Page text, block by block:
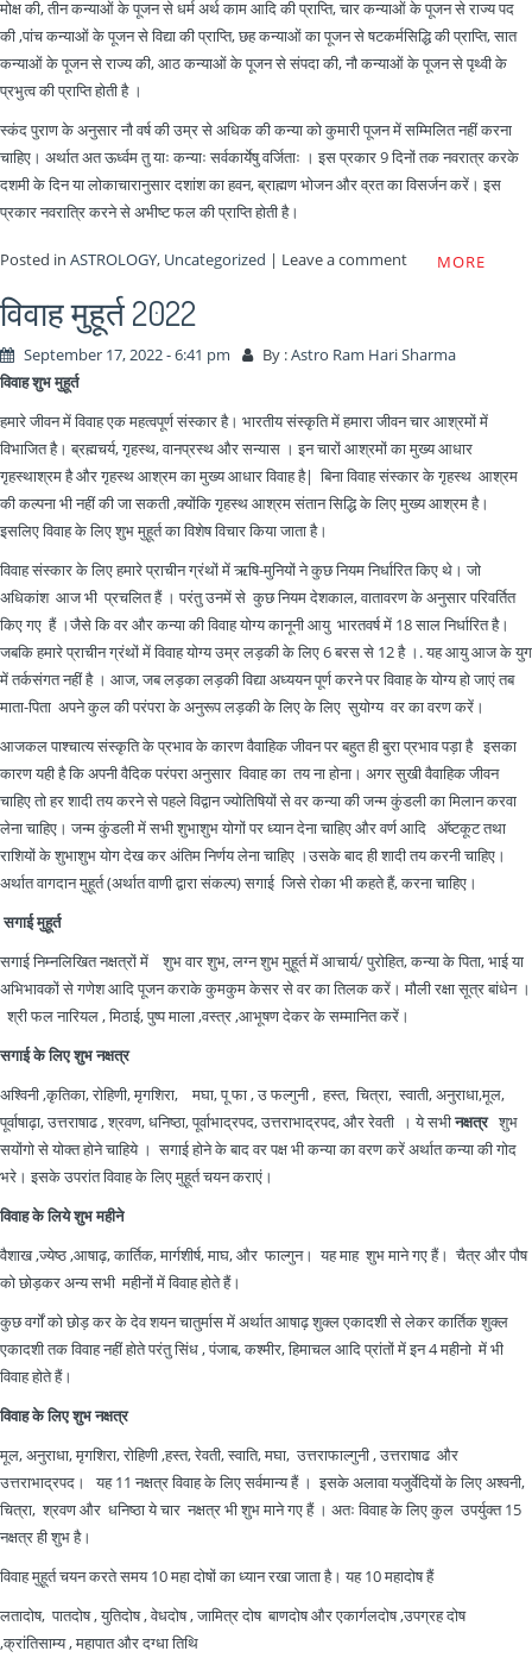
मोक्ष की, तीन कन्याओं के पूजन से धर्म अर्थ काम आदि की प्राप्ति, चार कन्याओं के पूजन से राज्य पद
की ,पांच कन्याओं के पूजन से विद्या की प्राप्ति, छह कन्याओं का पूजन से षटकर्मसिद्धि की प्राप्ति, सात
कन्याओं के पूजन से राज्य की, आठ कन्याओं के पूजन से संपदा की, नौ कन्याओं के पूजन से पृथ्वी के
प्रभुत्व की प्राप्ति होती है ।
स्कंद पुराण के अनुसार नौ वर्ष की उम्र से अधिक की कन्या को कुमारी पूजन में सम्मिलित नहीं करना
चाहिए। अर्थात अत ऊर्ध्वम तु याः कन्याः सर्वकार्येषु वर्जिताः । इस प्रकार 9 दिनों तक नवरात्र करके
दशमी के दिन या लोकाचारानुसार दशांश का हवन, ब्राह्मण भोजन और व्रत का विसर्जन करें। इस
प्रकार नवरात्रि करने से अभीष्ट फल की प्राप्ति होती है।
Posted in ASTROLOGY, Uncategorized | Leave a comment MORE
विवाह मुहूर्त 2022
September 17, 2022 - 6:41 pm By :Astro Ram Hari Sharma
विवाह शुभ मुहूर्त
हमारे जीवन में विवाह एक महत्वपूर्ण संस्कार है। भारतीय संस्कृति में हमारा जीवन चार आश्रमों में
विभाजित है। ब्रह्मचर्य, गृहस्थ, वानप्रस्थ और सन्यास । इन चारों आश्रमों का मुख्य आधार
गृहस्थाश्रम है और गृहस्थ आश्रम का मुख्य आधार विवाह है| बिना विवाह संस्कार के गृहस्थ आश्रम
की कल्पना भी नहीं की जा सकती ,क्योंकि गृहस्थ आश्रम संतान सिद्धि के लिए मुख्य आश्रम है।
इसलिए विवाह के लिए शुभ मुहूर्त का विशेष विचार किया जाता है।
विवाह संस्कार के लिए हमारे प्राचीन ग्रंथों में ऋषि-मुनियों ने कुछ नियम निर्धारित किए थे। जो
अधिकांश आज भी प्रचलित हैं । परंतु उनमें से कुछ नियम देशकाल, वातावरण के अनुसार परिवर्तित
किए गए हैं ।जैसे कि वर और कन्या की विवाह योग्य कानूनी आयु भारतवर्ष में 18 साल निर्धारित है।
जबकि हमारे प्राचीन ग्रंथों में विवाह योग्य उम्र लड़की के लिए 6 बरस से 12 है ।. यह आयु आज के युग
में तर्कसंगत नहीं है । आज, जब लड़का लड़की विद्या अध्ययन पूर्ण करने पर विवाह के योग्य हो जाएं तब
माता-पिता अपने कुल की परंपरा के अनुरूप लड़की के लिए के लिए सुयोग्य वर का वरण करें।
आजकल पाश्चात्य संस्कृति के प्रभाव के कारण वैवाहिक जीवन पर बहुत ही बुरा प्रभाव पड़ा है इसका
कारण यही है कि अपनी वैदिक परंपरा अनुसार विवाह का तय ना होना। अगर सुखी वैवाहिक जीवन
चाहिए तो हर शादी तय करने से पहले विद्वान ज्योतिषियों से वर कन्या की जन्म कुंडली का मिलान करवा
लेना चाहिए। जन्म कुंडली में सभी शुभाशुभ योगों पर ध्यान देना चाहिए और वर्ण आदि अ‍ॅष्टकूट तथा
राशियों के शुभाशुभ योग देख कर अंतिम निर्णय लेना चाहिए ।उसके बाद ही शादी तय करनी चाहिए।
अर्थात वागदान मुहूर्त (अर्थात वाणी द्वारा संकल्प) सगाई जिसे रोका भी कहते हैं, करना चाहिए।
सगाई मुहूर्त
सगाई निम्नलिखित नक्षत्रों में शुभ वार शुभ, लग्न शुभ मुहूर्त में आचार्य/ पुरोहित, कन्या के पिता, भाई या
अभिभावकों से गणेश आदि पूजन कराके कुमकुम केसर से वर का तिलक करें। मौली रक्षा सूत्र बांधेन ।
श्री फल नारियल , मिठाई, पुष्प माला ,वस्त्र ,आभूषण देकर के सम्मानित करें।
सगाई के लिए शुभ नक्षत्र
अश्विनी ,कृतिका, रोहिणी, मृगशिरा, मघा, पू फा , उ फल्गुनी , हस्त, चित्रा, स्वाती, अनुराधा,मूल,
पूर्वाषाढ़ा, उत्तराषाढ , श्रवण, धनिष्ठा, पूर्वाभाद्रपद, उत्तराभाद्रपद, और रेवती । ये सभीनक्षत्र शुभ
सयोंगो से योक्त होने चाहिये । सगाई होने के बाद वर पक्ष भी कन्या का वरण करें अर्थात कन्या की गोद
भरे। इसके उपरांत विवाह के लिए मुहूर्त चयन कराएं।
विवाह के लिये शुभ महीने
वैशाख ,ज्येष्ठ ,आषाढ़, कार्तिक, मार्गशीर्ष, माघ, और फाल्गुन। यह माह शुभ माने गए हैं। चैत्र और पौष
को छोड़कर अन्य सभी महीनों में विवाह होते हैं।
कुछ वर्गों को छोड़ कर के देव शयन चातुर्मास में अर्थात आषाढ़ शुक्ल एकादशी से लेकर कार्तिक शुक्ल
एकादशी तक विवाह नहीं होते परंतु सिंध , पंजाब, कश्मीर, हिमाचल आदि प्रांतों में इन 4 महीनो में भी
विवाह होते हैं।
विवाह के लिए शुभ नक्षत्र
मूल, अनुराधा, मृगशिरा, रोहिणी ,हस्त, रेवती, स्वाति, मघा, उत्तराफाल्गुनी , उत्तराषाढ और
उत्तराभाद्रपद। यह 11 नक्षत्र विवाह के लिए सर्वमान्य हैं । इसके अलावा यजुर्वेदियों के लिए अश्वनी,
चित्रा, श्रवण और धनिष्ठा ये चार नक्षत्र भी शुभ माने गए हैं । अतः विवाह के लिए कुल उपर्युक्त 15
नक्षत्र ही शुभ है।
विवाह मुहूर्त चयन करते समय 10 महा दोषों का ध्यान रखा जाता है। यह 10 महादोष हैं
लतादोष, पातदोष , युतिदोष , वेधदोष , जामित्र दोष बाणदोष और एकार्गलदोष ,उपग्रह दोष
,क्रांतिसाम्य , महापात और दग्धा तिथि